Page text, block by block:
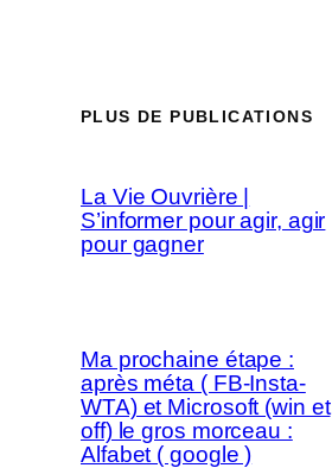
PLUS DE PUBLICATIONS
La Vie Ouvrière |
S’informer pour agir, agir
pour gagner
Ma prochaine étape :
après méta ( FB-Insta-
WTA) et Microsoft (win et
off) le gros morceau :
Alfabet ( google )